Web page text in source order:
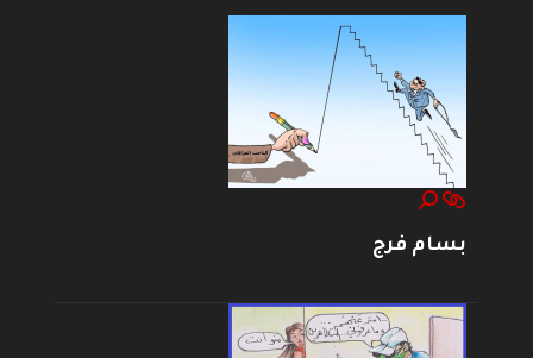
بسام فرج